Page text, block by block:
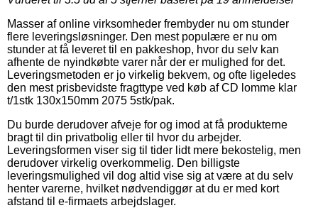
Masser af online virksomheder frembyder nu om stunder
flere leveringsløsninger. Den mest populære er nu om
stunder at få leveret til en pakkeshop, hvor du selv kan
afhente de nyindkøbte varer når der er mulighed for det.
Leveringsmetoden er jo virkelig bekvem, og ofte ligeledes
den mest prisbevidste fragttype ved køb af CD lomme klar
t/1stk 130x150mm 2075 5stk/pak.
Du burde derudover afveje for og imod at få produkterne
bragt til din privatbolig eller til hvor du arbejder.
Leveringsformen viser sig til tider lidt mere bekostelig, men
derudover virkelig overkommelig. Den billigste
leveringsmulighed vil dog altid vise sig at være at du selv
henter varerne, hvilket nødvendiggør at du er med kort
afstand til e-firmaets arbejdslager.